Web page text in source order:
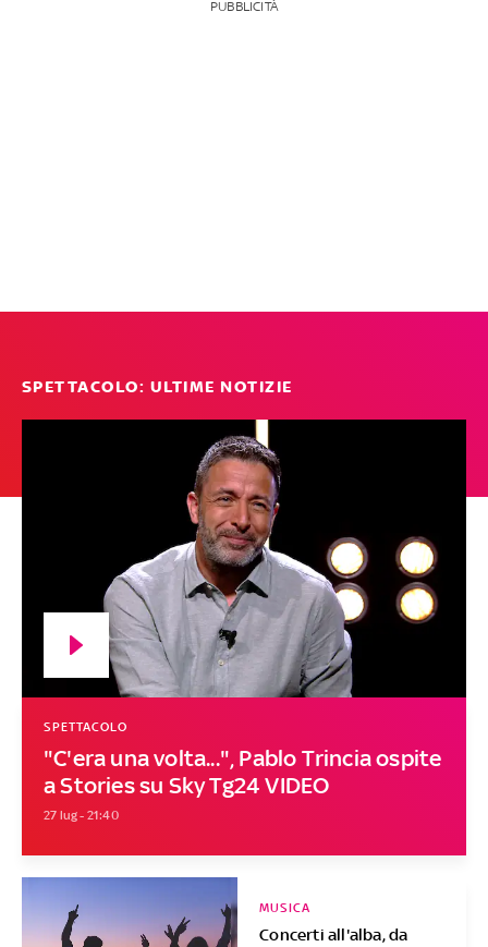
PUBBLICITÀ
SPETTACOLO: ULTIME NOTIZIE
"C'era una volta...", Pablo Trincia ospite
a Stories su Sky Tg24 VIDEO
SPETTACOLO
27 lug - 21:40
Concerti all'alba, da
MUSICA